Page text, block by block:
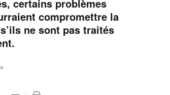
certains problèmes
compromettre la
ne sont pas traités